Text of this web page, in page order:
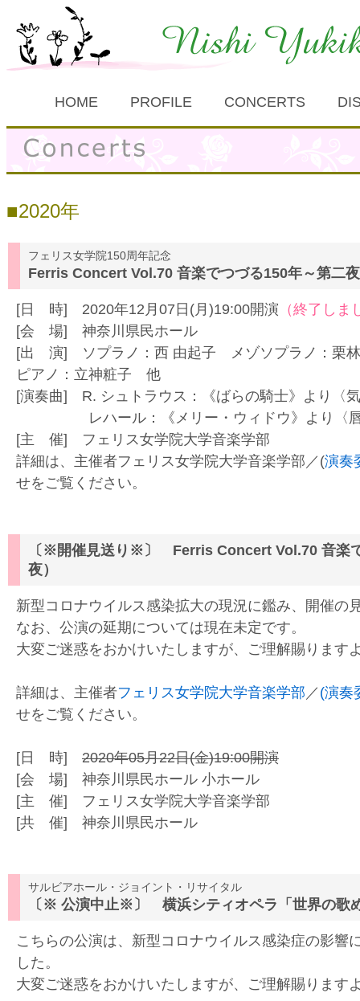
HOME PROFILE CONCERTS
2020年
フェリス女学院150周年記念
Ferris Concert Vol.70 音楽でつづる150年～第二
[日 時] 2020年12月07日(月)19:00開演 （終了しま
[会 場] 神奈川県民ホール
[出 演] ソプラノ：西 由起子 メゾソプラノ：栗
ピアノ：立神粧子 他
[演奏曲] R. シュトラウス：《ばらの騎士》より〈
レハール：《メリー・ウィドウ》より〈唇
[主 催] フェリス女学院大学音楽学部
詳細は、主催者フェリス女学院大学音楽学部／(演奏
せをご覧ください。
〔※開催見送り※〕 Ferris Concert Vol.70 音楽
夜）
新型コロナウイルス感染拡大の現況に鑑み、開催の
なお、公演の延期については現在未定です。
大変ご迷惑をおかけいたしますが、ご理解賜ります
詳細は、主催者フェリス女学院大学音楽学部 ／ (演奏
せをご覧ください。
[日 時] 2020年05月22日(金)19:00開演
[会 場] 神奈川県民ホール 小ホール
[主 催] フェリス女学院大学音楽学部
[共 催] 神奈川県民ホール
サルビアホール・ジョイント・リサイタル
〔※ 公演中止※〕 横浜シティオペラ「世界の歌
こちらの公演は、新型コロナウイルス感染症の影響
した。
大変ご迷惑をおかけいたしますが、ご理解賜ります